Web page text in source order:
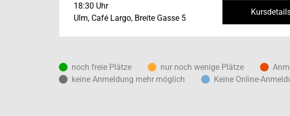
18:30 Uhr
Ulm, Café Largo, Breite Gasse 5
noch freie Plätze nur noch wenige Plätze
keine Anmeldung mehr möglich
Keine Online-